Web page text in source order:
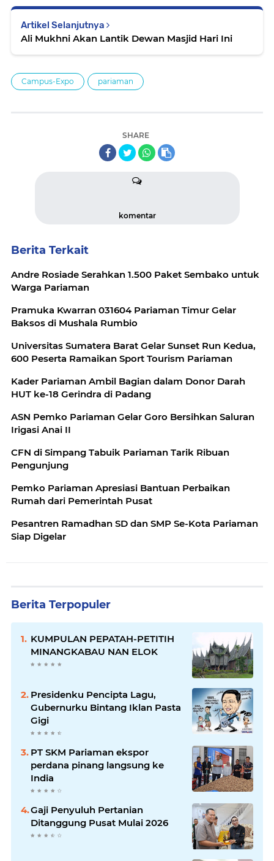
Artikel Selanjutnya
Ali Mukhni Akan Lantik Dewan Masjid Hari Ini
Campus-Expo pariaman
SHARE
komentar
Berita Terkait
Andre Rosiade Serahkan 1.500 Paket Sembako untuk
Warga Pariaman
Pramuka Kwarran 031604 Pariaman Timur Gelar
Baksos di Mushala Rumbio
Universitas Sumatera Barat Gelar Sunset Run Kedua,
600 Peserta Ramaikan Sport Tourism Pariaman
Kader Pariaman Ambil Bagian dalam Donor Darah
HUT ke-18 Gerindra di Padang
ASN Pemko Pariaman Gelar Goro Bersihkan Saluran
Irigasi Anai II
CFN di Simpang Tabuik Pariaman Tarik Ribuan
Pengunjung
Pemko Pariaman Apresiasi Bantuan Perbaikan
Rumah dari Pemerintah Pusat
Pesantren Ramadhan SD dan SMP Se-Kota Pariaman
Siap Digelar
Berita Terpopuler
KUMPULAN PEPATAH-PETITIH
MINANGKABAU NAN ELOK
Presidenku Pencipta Lagu,
Gubernurku Bintang Iklan Pasta
Gigi
PT SKM Pariaman ekspor
perdana pinang langsung ke
India
Gaji Penyuluh Pertanian
Ditanggung Pusat Mulai 2026